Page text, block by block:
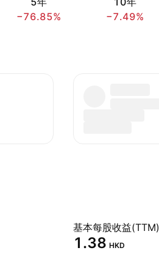
−76.85%
−7.49%
基本每股收益(TTM)
1.38 HKD